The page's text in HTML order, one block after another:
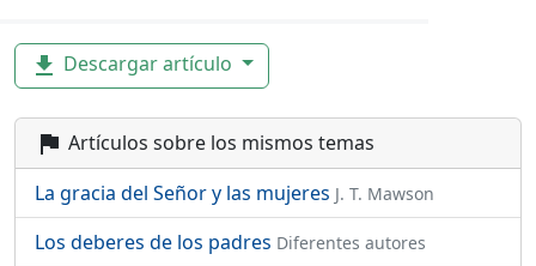
file_download Descargar artículo
flag Artículos sobre los mismos temas
La gracia del Señor y las mujeres J. T. Mawson
Los deberes de los padres Diferentes autores